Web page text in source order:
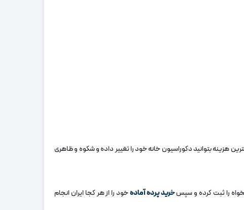
هزینه بتوانید دکوراسیون خانه خود را تغییر داده و شکوه و ظاهری
را ثبت کرده و سپسخرید پرده آمادهخود را از هر کجا ایران انجام